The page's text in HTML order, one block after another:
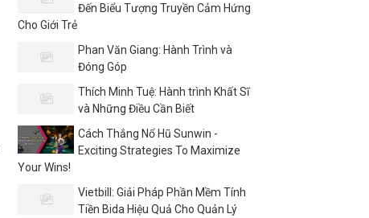
Đến Biểu Tượng Truyền Cảm Hứng
Cho Giới Trẻ
Phan Văn Giang: Hành Trình và
Đóng Góp
Thích Minh Tuệ: Hành trình Khất Sĩ
và Những Điều Cần Biết
Cách Thắng Nổ Hũ Sunwin -
Exciting Strategies To Maximize
Your Wins!
Vietbill: Giải Pháp Phần Mềm Tính
Tiền Bida Hiệu Quả Cho Quản Lý